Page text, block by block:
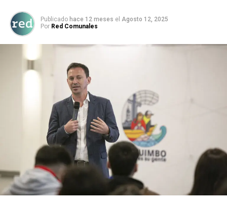
Publicado hace 12 meses el Agosto 12, 2025
Por Red Comunales